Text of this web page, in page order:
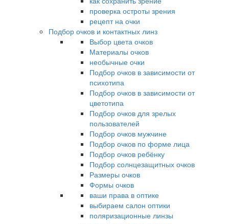
проверка остроты зрения
рецепт на очки
Подбор очков и контактных линз
Выбор цвета очков
Материалы очков
необычные очки
Подбор очков в зависимости от
психотипа
Подбор очков в зависимости от
цветотипа
Подбор очков для зрелых
пользователей
Подбор очков мужчине
Подбор очков по форме лица
Подбор очков ребёнку
Подбор солнцезащитных очков
Размеры очков
Формы очков
ваши права в оптике
выбираем салон оптики
поляризационные линзы